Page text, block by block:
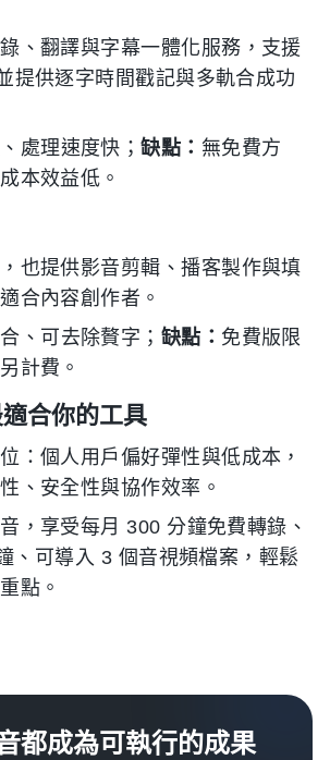
、翻譯與字幕一體化服務，支援
提供逐字時間戳記與多軌合成功
處理速度快；缺點： 無免費方
本效益低。
也提供影音剪輯、播客製作與填
合內容創作者。
、可去除贅字； 缺點： 免費版限
計費。
合你的工具
：個人用戶偏好彈性與低成本，
、安全性與協作效率。
，享受每月 300 分鐘免費轉錄、
、可導入 3 個音視頻檔案，輕鬆
點。
都成為可執行的成果